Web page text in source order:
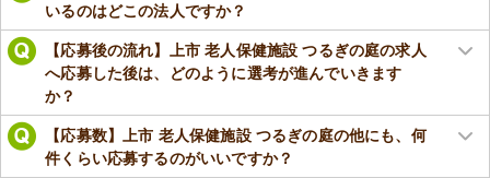
いるのはどこの法人ですか？
【応募後の流れ】上市 老人保健施設 つるぎの庭の求人
へ応募した後は、どのように選考が進んでいきます
か？
【応募数】上市 老人保健施設 つるぎの庭の他にも、何
件くらい応募するのがいいですか？